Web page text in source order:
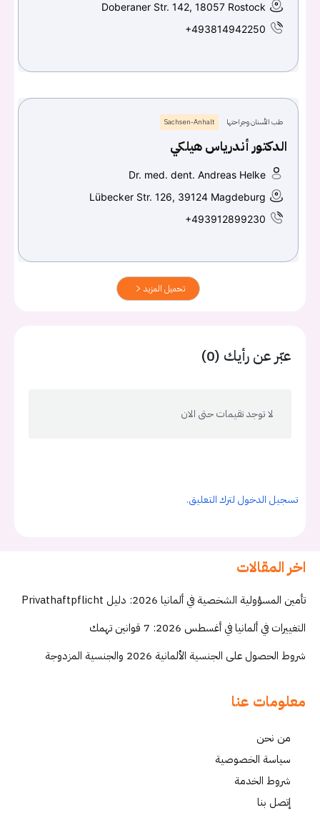
Doberaner Str. 142, 18057 Rostock
+493814942250
طب الأسنان وجراحتها Sachsen-Anhalt
الدكتور أندرياس هيلكي
Dr. med. dent. Andreas Helke
Lübecker Str. 126, 39124 Magdeburg
+493912899230
تحميل المزيد
عبّر عن رأيك (0)
لا توجد تقيمات حتى الان
تسجيل الدخول لترك التعليق.
اخر المقالات
تأمين المسؤولية الشخصية في ألمانيا 2026: دليل Privathaftpflicht
التغييرات في ألمانيا في أغسطس 2026: 7 قوانين تهمك
شروط الحصول على الجنسية الألمانية 2026 والجنسية المزدوجة
معلومات عنا
من نحن
سياسة الخصوصية
شروط الخدمة
إتصل بنا